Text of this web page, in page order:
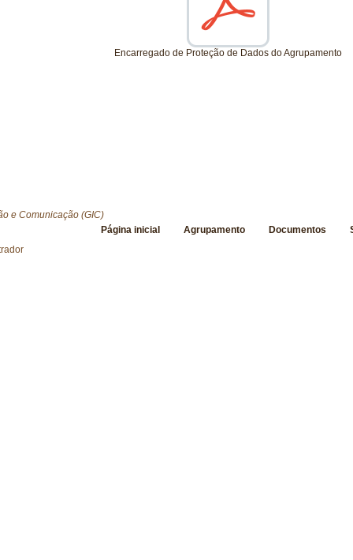
Encarregado de Proteção de Dados do Agrupamento
Página inicial Agrupamento Documentos
e Comunicação (GIC)